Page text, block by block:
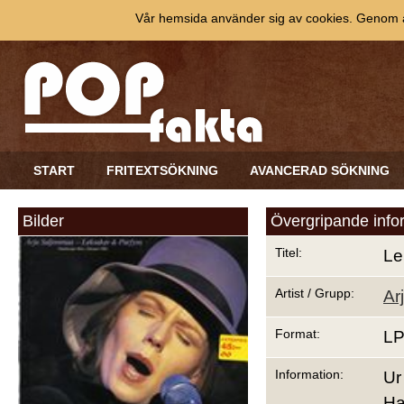
START FRITEXTSÖKNING AVANCERAD SÖKNING
Bilder Övergripande
Titel:
Artist / Grupp:
Format: LP
Information:
Vår hemsida använder sig av cookies.